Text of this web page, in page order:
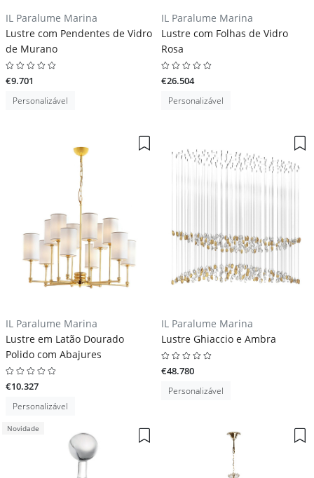
IL Paralume Marina
Lustre com Pendentes de Vidro
de Murano
€9.701
Personalizável
IL Paralume Marina
Lustre com Folhas de Vidro
Rosa
€26.504
Personalizável
IL Paralume Marina
Lustre em Latão Dourado
Polido com Abajures
€10.327
Personalizável
IL Paralume Marina
Lustre Ghiaccio e Ambra
€48.780
Personalizável
Novidade